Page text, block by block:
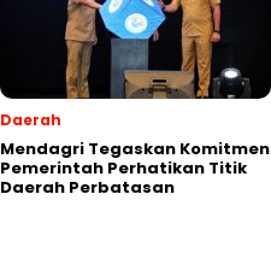
Daerah
Mendagri Tegaskan Komitmen
Pemerintah Perhatikan Titik
Daerah Perbatasan